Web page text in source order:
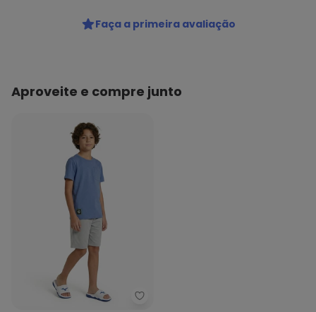
Código do produto: 8438518
Modelagem: Ampla
Comprimento: Curto
Forro: Não
Decote Costas: Redondo
Fornecedor: CONFECÇÕES ELEVATEX LTDA / CNPJ
32.285.789/0001-60
Feito: Brasil
Cuidados para conservação do produto: ETIQUETA DE
COMPOSIÇÃO LAVAR Á MÃO ETIQUETA DE COMPOSIÇÃO
LAVAR SEPARADAMENTE ETIQUETA DE COMPOSIÇÃO NÃO
ESFREGAR SOBRE A ESTAMPA ETIQUETA DE COMPOSIÇÃO
PASSAR SOMENTE PELO AVESSO
Tecido: CAMISETA MEIA MALHASHOR
Composição: CAMISETA 100%ALGODÃOSHORTS 100%
ALGODÃO
Faça a primeira avaliação
Aproveite e compre junto
Fakini - Conjunto Menino